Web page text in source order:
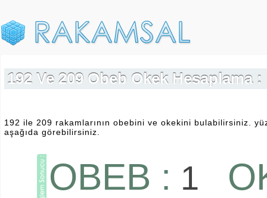
192 Ve 209 Obeb Okek Hesaplama :
192 ile 209 rakamlarının obebini ve okekini bulabilirsiniz.
aşağıda görebilirsiniz.
OBEB : 1